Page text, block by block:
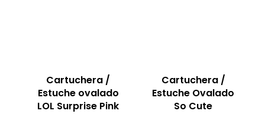
Cartuchera /
Estuche Ovalado
So Cute
Cartuchera /
Estuche ovalado
LOL Surprise Pink